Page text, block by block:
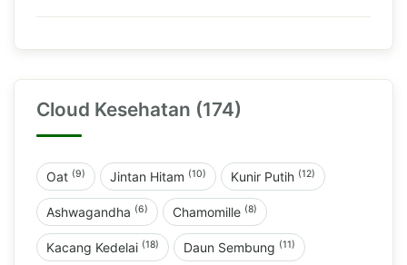
Cloud Kesehatan (174)
Oat (9) Jintan Hitam (10) Kunir Putih (12)
Ashwagandha (6) Chamomille (8)
Kacang Kedelai (18) Daun Sembung (11)